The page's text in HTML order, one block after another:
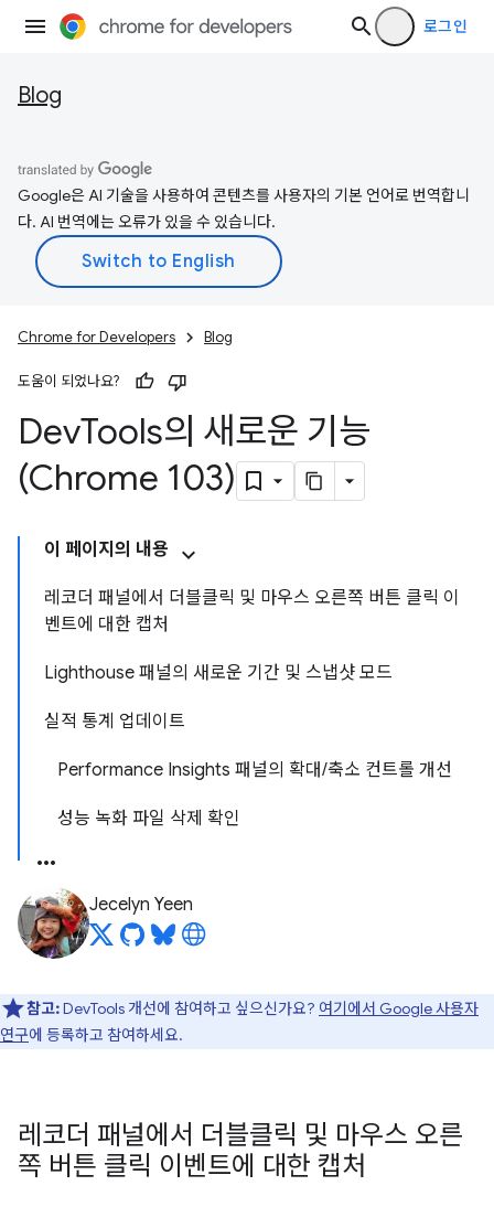
로그인
Blog
Google은 AI 기술을 사용하여 콘텐츠를 사용자의 기본 언어로 번역합니
다. AI 번역에는 오류가 있을 수 있습니다.
Chrome for Developers Blog
도움이 되었나요?
DevTools의 새로운 기능
(Chrome 103)
이 페이지의 내용
레코더 패널에서 더블클릭 및 마우스 오른쪽 버튼 클릭 이
벤트에 대한 캡처
Lighthouse 패널의 새로운 기간 및 스냅샷 모드
실적 통계 업데이트
Performance Insights 패널의 확대/축소 컨트롤 개선
성능 녹화 파일 삭제 확인
Jecelyn Yeen
참고:DevTools 개선에 참여하고 싶으신가요? 여기에서 Google 사용자
연구에 등록하고 참여하세요.
레코더 패널에서 더블클릭 및 마우스 오른
쪽 버튼 클릭 이벤트에 대한 캡처